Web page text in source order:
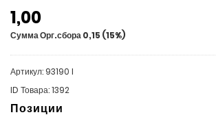
1,00
Сумма Орг.сбора 0,15 (15%)
Артикул: 93190 I
ID Товара: 1392
Позиции